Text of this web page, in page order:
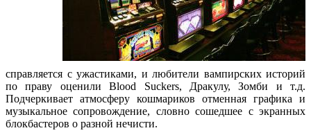
справляется с ужастиками, и любители вампирских историй
по праву оценили Blood Suckers, Дракулу, Зомби и т.д.
Подчеркивает атмосферу кошмариков отменная графика и
музыкальное сопровождение, словно сошедшее с экранных
блокбастеров о разной нечисти.